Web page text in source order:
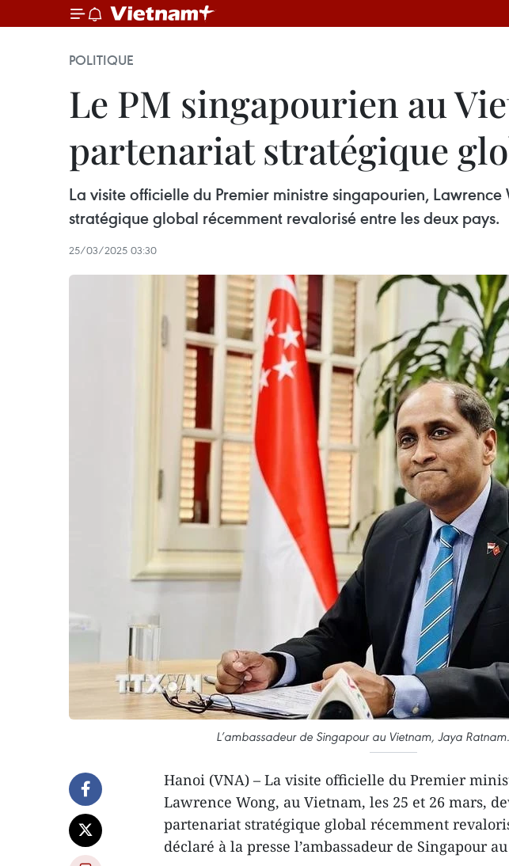
POLITIQUE
Le PM singapourien au
partenariat stratégique
La visite officielle du Premier ministre singapourien,
stratégique global récemment revalorisé entre les deux pays.
25/03/2025 03:30
L’ambassadeur de Singapour au Vietnam, Jaya
Hanoi (VNA) – La visite officielle du Premier
Lawrence Wong, au Vietnam, les 25 et 26 mars,
partenariat stratégique global récemment
déclaré à la presse l’ambassadeur de Singapour